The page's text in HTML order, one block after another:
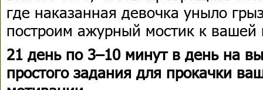
где наказанная девочка уныло
построим ажурный мостик к вашей
21 день по 3–10 минут в день на
простого задания для прокачки